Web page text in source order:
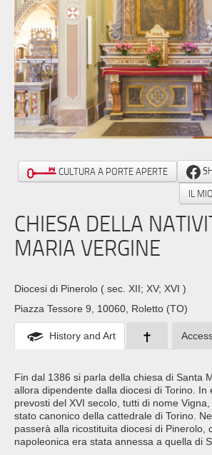
CULTURA A PORTE APERTE
IL
CHIESA DELLA
MARIA VERGINE
Diocesi di Pinerolo ( sec. XII; XV; XVI )
Piazza Tessore 9, 10060, Roletto (TO)
History and Art
Fin dal 1386 si parla della chiesa di Santa
allora dipendente dalla diocesi di Torino. In
prevosti del XVI secolo, tutti di nome
stato canonico della cattedrale di Torino.
passerà alla ricostituita diocesi di Pinerolo,
napoleonica era stata annessa a quella di